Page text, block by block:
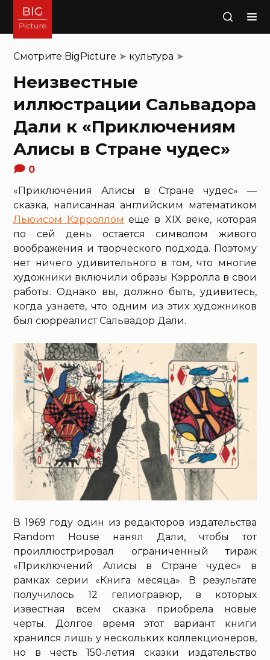
Поиск
Смотрите BigPicture ➤ культура ➤
Неизвестные
иллюстрации Сальвадора
Дали к «Приключениям
Алисы в Стране чудес»
0
«Приключения Алисы в Стране чудес» —
сказка, написанная английским математиком
Льюисом Кэрроллом еще в XIX веке, которая
по сей день остается символом живого
воображения и творческого подхода. Поэтому
нет ничего удивительного в том, что многие
художники включили образы Кэрролла в свои
работы. Однако вы, должно быть, удивитесь,
когда узнаете, что одним из этих художников
был сюрреалист Сальвадор Дали.
В 1969 году один из редакторов издательства
Random House нанял Дали, чтобы тот
проиллюстрировал ограниченный тираж
«Приключений Алисы в Стране чудес» в
рамках серии «Книга месяца». В результате
получилось 12 гелиогравюр, в которых
известная всем сказка приобрела новые
черты. Долгое время этот вариант книги
хранился лишь у нескольких коллекционеров,
но в честь 150-летия сказки издательство